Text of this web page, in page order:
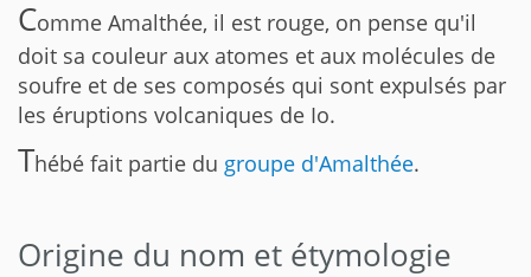
Comme Amalthée, il est rouge, on pense qu'il
doit sa couleur aux atomes et aux molécules de
soufre et de ses composés qui sont expulsés par
les éruptions volcaniques de Io.
Thébé fait partie du groupe d'Amalthée.
Origine du nom et étymologie